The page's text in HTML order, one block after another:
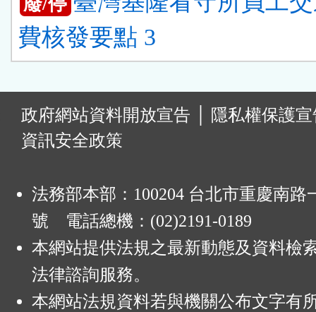
費核發要點 3
政府網站資料開放宣告
隱私權保護
資訊安全政策
法務部本部：100204 台北市重慶南路
號 電話總機：(02)2191-0189
本網站提供法規之最新動態及資料檢
法律諮詢服務。
本網站法規資料若與機關公布文字有